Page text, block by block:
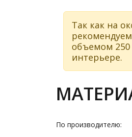
Так как на
объемом 250
интерьере.
По производителю: